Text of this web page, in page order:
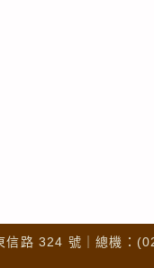
路 324 號｜總機：